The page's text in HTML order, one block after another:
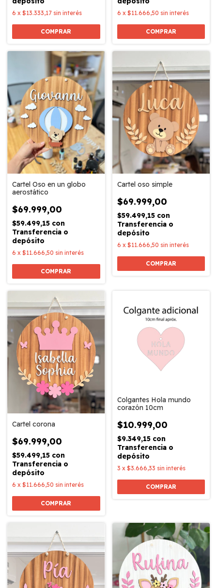
6 x $13.333,17 sin interés
COMPRAR
6 x $11.666,50 sin interés
COMPRAR
Cartel Oso en un globo
aerostático
$69.999,00
$59.499,15 con
Transferencia o
depósito
6 x $11.666,50 sin interés
COMPRAR
Cartel oso simple
$69.999,00
$59.499,15 con
Transferencia o
depósito
6 x $11.666,50 sin interés
COMPRAR
Cartel corona
$69.999,00
$59.499,15 con
Transferencia o
depósito
6 x $11.666,50 sin interés
COMPRAR
Colgantes Hola mundo
corazón 10cm
$10.999,00
$9.349,15 con
Transferencia o
depósito
3 x $3.666,33 sin interés